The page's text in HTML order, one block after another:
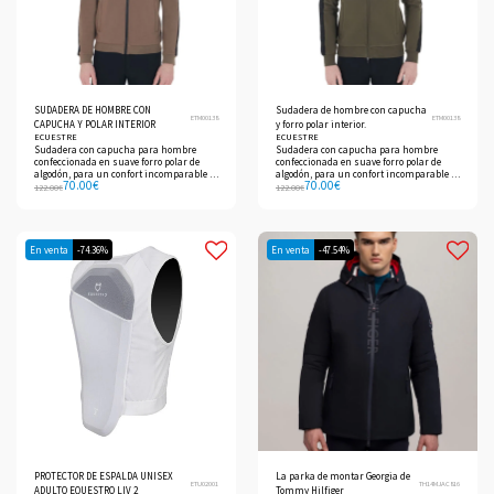
SUDADERA DE HOMBRE CON
CAPUCHA Y POLAR INTERIOR
ETM00138
ECUESTRE
Sudadera con capucha para hombre
confeccionada en suave forro polar de
algodón, para un confort incomparable y
una calidez envolvente.
122.00€70.00€
Sudadera de hombre con capucha
y forro polar interior.
ETM00138
ECUESTRE
Sudadera con capucha para hombre
confeccionada en suave forro polar de
algodón, para un confort incomparable y
una calidez envolvente.
122.00€70.00€
En venta -74.36%
PROTECTOR DE ESPALDA UNISEX
ADULTO EQUESTRO LIV 2
ETU02001
En venta -47.54%
La parka de montar Georgia de
Tommy Hilfiger
TH14MJAC816